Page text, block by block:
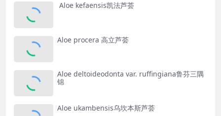
Aloe kefaensis凯法芦荟
Aloe procera 高立芦荟
Aloe deltoideodonta var. ruffingiana鲁芬三隅
锦
Aloe ukambensis乌坎本斯芦荟